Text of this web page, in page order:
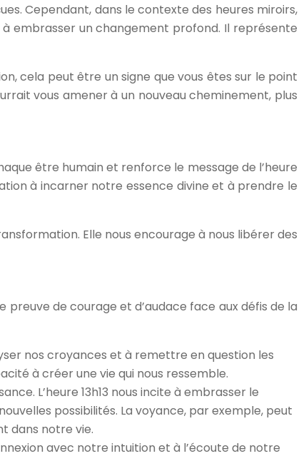
Cependant, dans le contexte des heures miroirs,
embrasser un changement profond. Il représente
cela peut être un signe que vous êtes sur le point
vous amener à un nouveau cheminement, plus
être humain et renforce le message de l’heure
à incarner notre essence divine et à prendre le
Elle nous encourage à nous libérer des
preuve de courage et d’audace face aux défis de la
nos croyances et à remettre en question les
à créer une vie qui nous ressemble.
L’heure 13h13 nous incite à embrasser le
possibilités. La voyance, par exemple, peut
dans notre vie.
avec notre intuition et à l’écoute de notre